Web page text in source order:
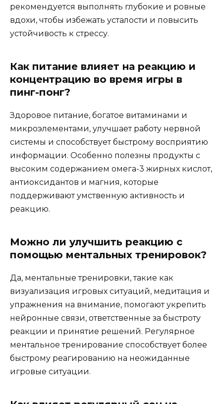
рекомендуется выполнять глубокие и ровные
вдохи, чтобы избежать усталости и повысить
устойчивость к стрессу.
Как питание влияет на реакцию и
концентрацию во время игры в
пинг-понг?
Здоровое питание, богатое витаминами и
микроэлементами, улучшает работу нервной
системы и способствует быстрому восприятию
информации. Особенно полезны продукты с
высоким содержанием омега-3 жирных кислот,
антиоксидантов и магния, которые
поддерживают умственную активность и
реакцию.
Можно ли улучшить реакцию с
помощью ментальных тренировок?
Да, ментальные тренировки, такие как
визуализация игровых ситуаций, медитация и
упражнения на внимание, помогают укрепить
нейронные связи, ответственные за быстроту
реакции и принятие решений. Регулярное
ментальное тренирование способствует более
быстрому реагированию на неожиданные
игровые ситуации.